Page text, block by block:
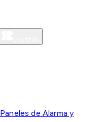
Paneles de Alarma y